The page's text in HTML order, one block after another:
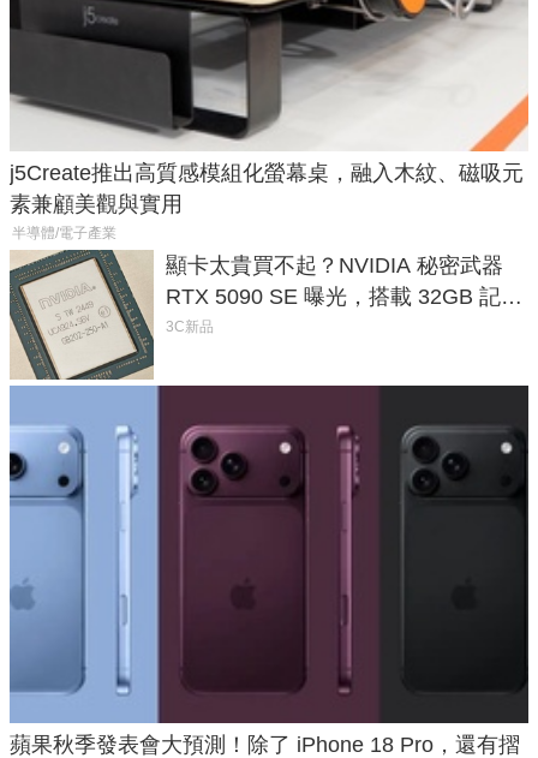
j5Create推出高質感模組化螢幕桌，融入木紋、磁吸元
素兼顧美觀與實用
半導體/電子產業
顯卡太貴買不起？NVIDIA 秘密武器
RTX 5090 SE 曝光，搭載 32GB 記憶
體
3C新品
蘋果秋季發表會大預測！除了 iPhone 18 Pro，還有摺